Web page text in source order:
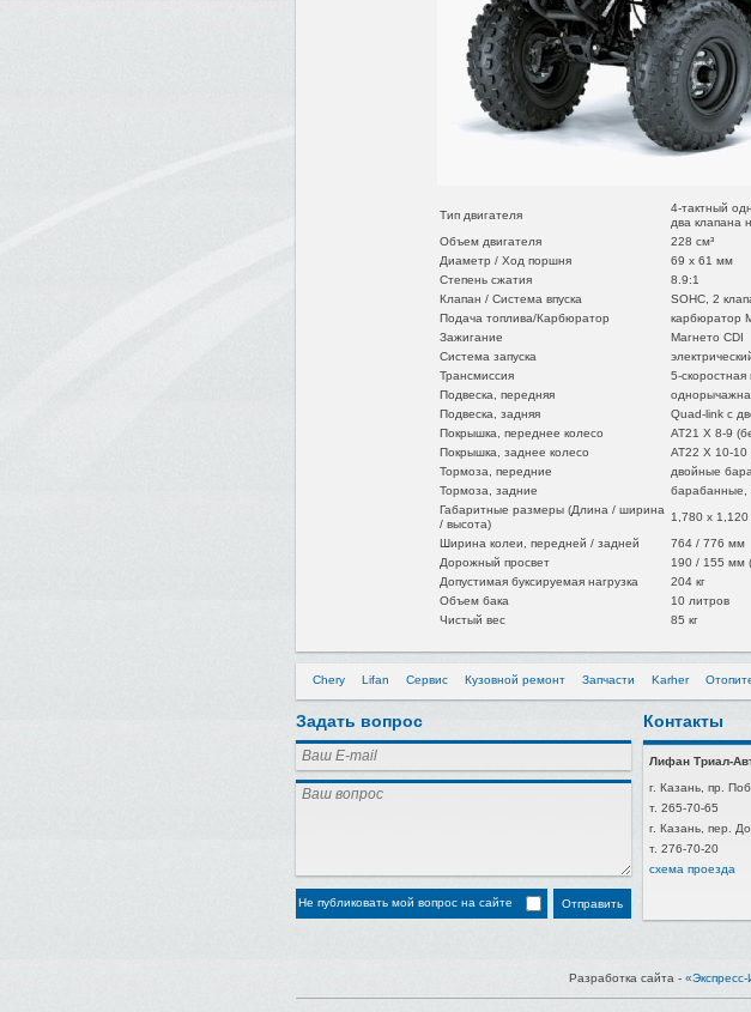
Тип двигателя
4-тактный
два клапана
Объем двигателя
228 см³
Диаметр / Ход поршня
69 x 61 мм
Степень сжатия
8.9:1
Клапан / Система впуска
SOHC, 2
Подача топлива/Карбюратор
карбюратор
Зажигание
Магнето CDI
Система запуска
Трансмиссия
5-
Подвеска, передняя
Подвеска, задняя
Quad-link с
Покрышка, переднее колесо
AT21 X 8-9
Покрышка, заднее колесо
AT22 X 10-10
Тормоза, передние
двойные
Тормоза, задние
барабанные,
Габаритные размеры (Длина / ширина
/ высота)
1,780 x
Ширина колеи, передней / задней
764 / 776 мм
Дорожный просвет
190 / 155 мм
Допустимая буксируемая нагрузка
204 кг
Объем бака
10 литров
Чистый вес
85 кг
Chery Lifan Сервис Кузовной ремонт Запчасти Karher
Задать вопрос
Не публиковать мой вопрос на сайте
Контакты
Лифан Триал-
г. Казань, пр.
т. 265-70-65
г. Казань, пер.
т. 276-70-20
схема проезда
Разработка сайта -